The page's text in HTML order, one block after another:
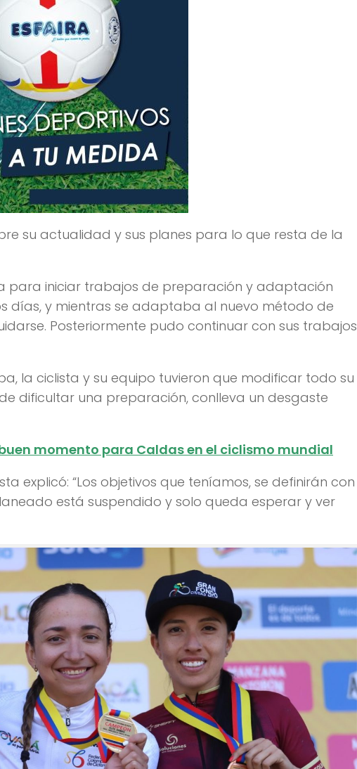
su actualidad y sus planes para lo que resta de la
para iniciar trabajos de preparación y adaptación
días, y mientras se adaptaba al nuevo método de
Posteriormente pudo continuar con sus trabajos
la ciclista y su equipo tuvieron que modificar todo su
dificultar una preparación, conlleva un desgaste
momento para Caldas en el ciclismo mundial
explicó: “Los objetivos que teníamos, se definirán con
está suspendido y solo queda esperar y ver